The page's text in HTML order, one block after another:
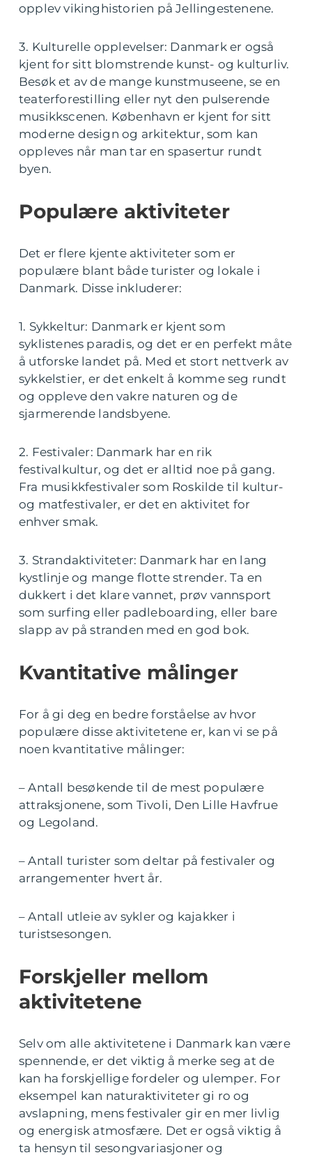
opplev vikinghistorien på Jellingestenene.
3. Kulturelle opplevelser: Danmark er også
kjent for sitt blomstrende kunst- og kulturliv.
Besøk et av de mange kunstmuseene, se en
teaterforestilling eller nyt den pulserende
musikkscenen. København er kjent for sitt
moderne design og arkitektur, som kan
oppleves når man tar en spasertur rundt
byen.
Populære aktiviteter
Det er flere kjente aktiviteter som er
populære blant både turister og lokale i
Danmark. Disse inkluderer:
1. Sykkeltur: Danmark er kjent som
syklistenes paradis, og det er en perfekt måte
å utforske landet på. Med et stort nettverk av
sykkelstier, er det enkelt å komme seg rundt
og oppleve den vakre naturen og de
sjarmerende landsbyene.
2. Festivaler: Danmark har en rik
festivalkultur, og det er alltid noe på gang.
Fra musikkfestivaler som Roskilde til kultur-
og matfestivaler, er det en aktivitet for
enhver smak.
3. Strandaktiviteter: Danmark har en lang
kystlinje og mange flotte strender. Ta en
dukkert i det klare vannet, prøv vannsport
som surfing eller padleboarding, eller bare
slapp av på stranden med en god bok.
Kvantitative målinger
For å gi deg en bedre forståelse av hvor
populære disse aktivitetene er, kan vi se på
noen kvantitative målinger:
– Antall besøkende til de mest populære
attraksjonene, som Tivoli, Den Lille Havfrue
og Legoland.
– Antall turister som deltar på festivaler og
arrangementer hvert år.
– Antall utleie av sykler og kajakker i
turistsesongen.
Forskjeller mellom
aktivitetene
Selv om alle aktivitetene i Danmark kan være
spennende, er det viktig å merke seg at de
kan ha forskjellige fordeler og ulemper. For
eksempel kan naturaktiviteter gi ro og
avslapning, mens festivaler gir en mer livlig
og energisk atmosfære. Det er også viktig å
ta hensyn til sesongvariasjoner og